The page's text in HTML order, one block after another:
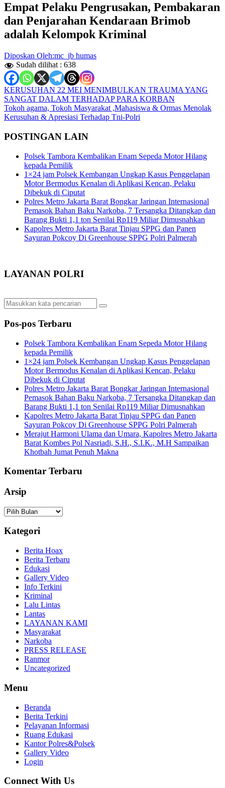
Empat Pelaku Pengrusakan, Pembakaran
dan Penjarahan Kendaraan Brimob
adalah Kelompok Kriminal
Diposkan Oleh:mc_jb humas
Sudah dilihat : 638
Navigasi
pos
KERUSUHAN 22 MEI MENIMBULKAN TRAUMA YANG
SANGAT DALAM TERHADAP PARA KORBAN
Tokoh agama, Tokoh Masyarakat ,Mahasiswa & Ormas Menolak
Kerusuhan & Apresiasi Terhadap Tni-Polri
POSTINGAN LAIN
Polsek Tambora Kembalikan Enam Sepeda Motor Hilang
kepada Pemilik
1×24 jam Polsek Kembangan Ungkap Kasus Penggelapan
Motor Bermodus Kenalan di Aplikasi Kencan, Pelaku
Dibekuk di Ciputat
Polres Metro Jakarta Barat Bongkar Jaringan Internasional
Pemasok Bahan Baku Narkoba, 7 Tersangka Ditangkap dan
Barang Bukti 1,1 ton Senilai Rp119 Miliar Dimusnahkan
Kapolres Metro Jakarta Barat Tinjau SPPG dan Panen
Sayuran Pokcoy Di Greenhouse SPPG Polri Palmerah
LAYANAN POLRI
Pos-pos Terbaru
Polsek Tambora Kembalikan Enam Sepeda Motor Hilang
kepada Pemilik
1×24 jam Polsek Kembangan Ungkap Kasus Penggelapan
Motor Bermodus Kenalan di Aplikasi Kencan, Pelaku
Dibekuk di Ciputat
Polres Metro Jakarta Barat Bongkar Jaringan Internasional
Pemasok Bahan Baku Narkoba, 7 Tersangka Ditangkap dan
Barang Bukti 1,1 ton Senilai Rp119 Miliar Dimusnahkan
Kapolres Metro Jakarta Barat Tinjau SPPG dan Panen
Sayuran Pokcoy Di Greenhouse SPPG Polri Palmerah
Merajut Harmoni Ulama dan Umara, Kapolres Metro Jakarta
Barat Kombes Pol Nasriadi, S.H., S.I.K., M.H Sampaikan
Khotbah Jumat Penuh Makna
Komentar Terbaru
Arsip
Arsip
Kategori
Berita Hoax
Berita Terbaru
Edukasi
Gallery Video
Info Terkini
Kriminal
Lalu Lintas
Lantas
LAYANAN KAMI
Masyarakat
Narkoba
PRESS RELEASE
Ranmor
Uncategorized
Menu
Beranda
Berita Terkini
Pelayanan Informasi
Ruang Edukasi
Kantor Polres&Polsek
Gallery Video
Login
Connect With Us